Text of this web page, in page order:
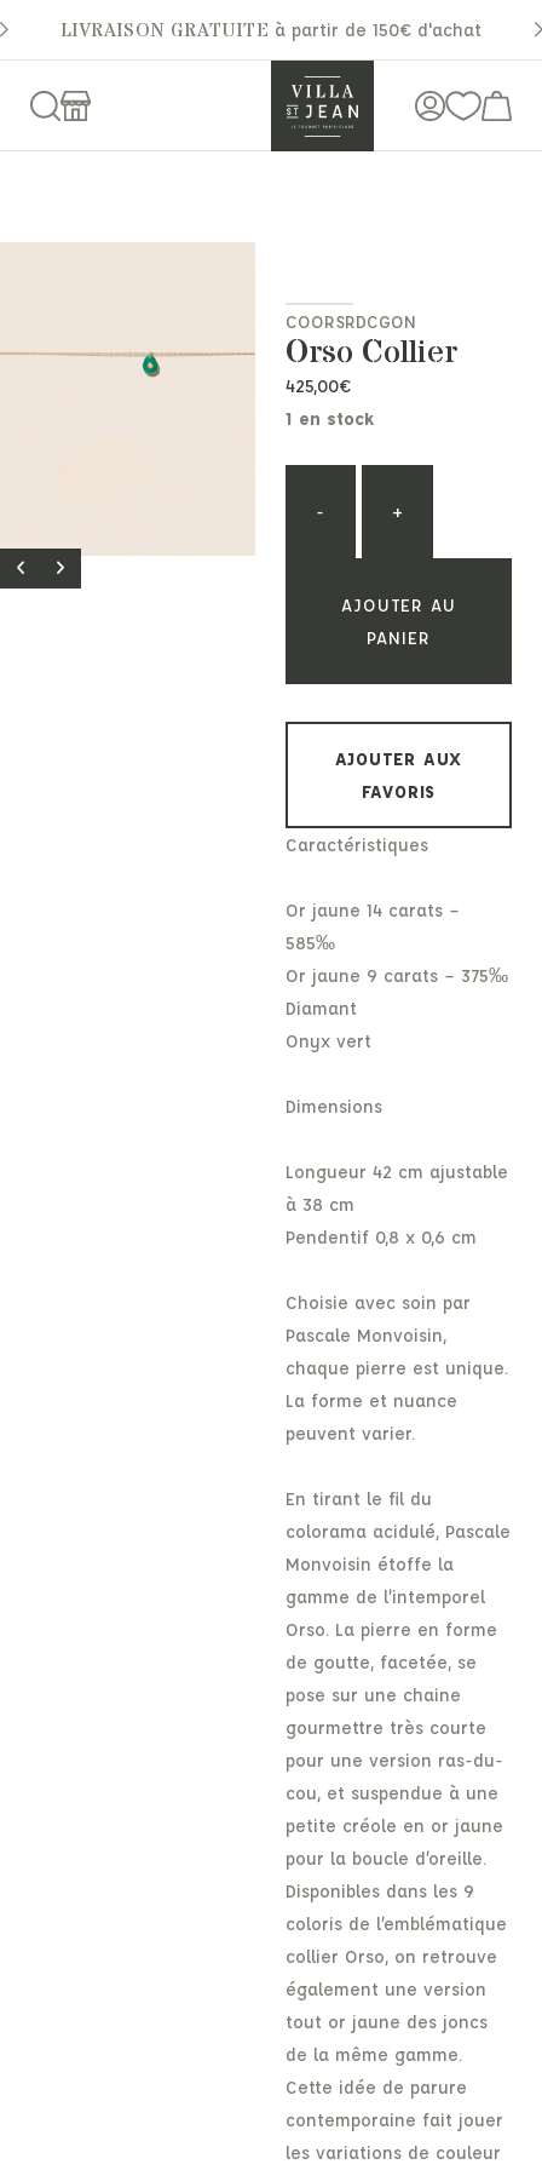
LIVRAISON GRATUITE à partir de 150€ d'achat
COORSRDCGON
Orso Collier
425,00€
1 en stock
- +
AJOUTER AU
PANIER
AJOUTER AUX
FAVORIS
Caractéristiques
Or jaune 14 carats –
585‰
Or jaune 9 carats – 375‰
Diamant
Onyx vert
Dimensions
Longueur 42 cm ajustable
à 38 cm
Pendentif 0,8 x 0,6 cm
Choisie avec soin par
Pascale Monvoisin,
chaque pierre est unique.
La forme et nuance
peuvent varier.
En tirant le fil du
colorama acidulé, Pascale
Monvoisin étoffe la
gamme de l’intemporel
Orso. La pierre en forme
de goutte, facetée, se
pose sur une chaine
gourmettre très courte
pour une version ras-du-
cou, et suspendue à une
petite créole en or jaune
pour la boucle d’oreille.
Disponibles dans les 9
coloris de l’emblématique
collier Orso, on retrouve
également une version
tout or jaune des joncs
de la même gamme.
Cette idée de parure
contemporaine fait jouer
les variations de couleur